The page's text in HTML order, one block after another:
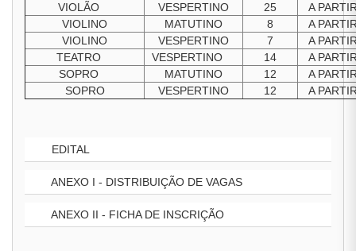
VIOLÃO
VESPERTINO 25
A
VIOLINO
MATUTINO 8
A
VIOLINO
VESPERTINO 7
A
TEATRO
VESPERTINO 14
A
SOPRO
MATUTINO 12
A
SOPRO
VESPERTINO 12 A
EDITAL
ANEXO I - DISTRIBUIÇÃO DE VAGAS
ANEXO II - FICHA DE INSCRIÇÃO